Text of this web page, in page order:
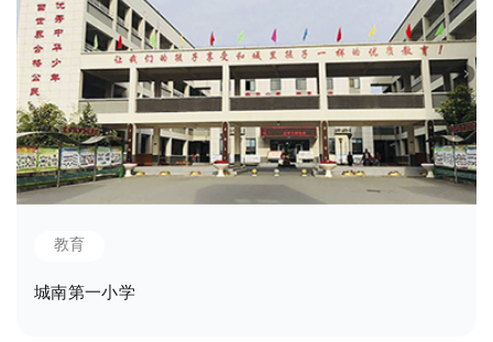
教育
城南第一小学